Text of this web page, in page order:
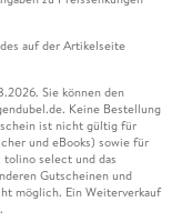
auf der Artikelseite
Sie können den
Keine Bestellung
ist nicht gültig für
und eBooks) sowie für
tolino select und das
Gutscheinen und
möglich. Ein Weiterverkauf